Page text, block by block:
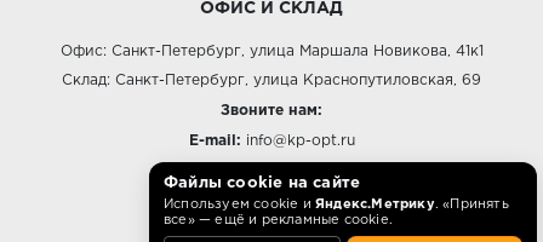
ОФИС И СКЛАД
Офис: Санкт-Петербург, улица Маршала Новикова, 41к1
Склад: Санкт-Петербург, улица Краснопутиловская, 69
Звоните нам:
E-mail: info@kp-opt.ru
10:00 - 18:00 пн-пт.
Файлы cookie на сайте
Используем cookie и Яндекс.Метрику. «Принять
все» — ещё и рекламные cookie.